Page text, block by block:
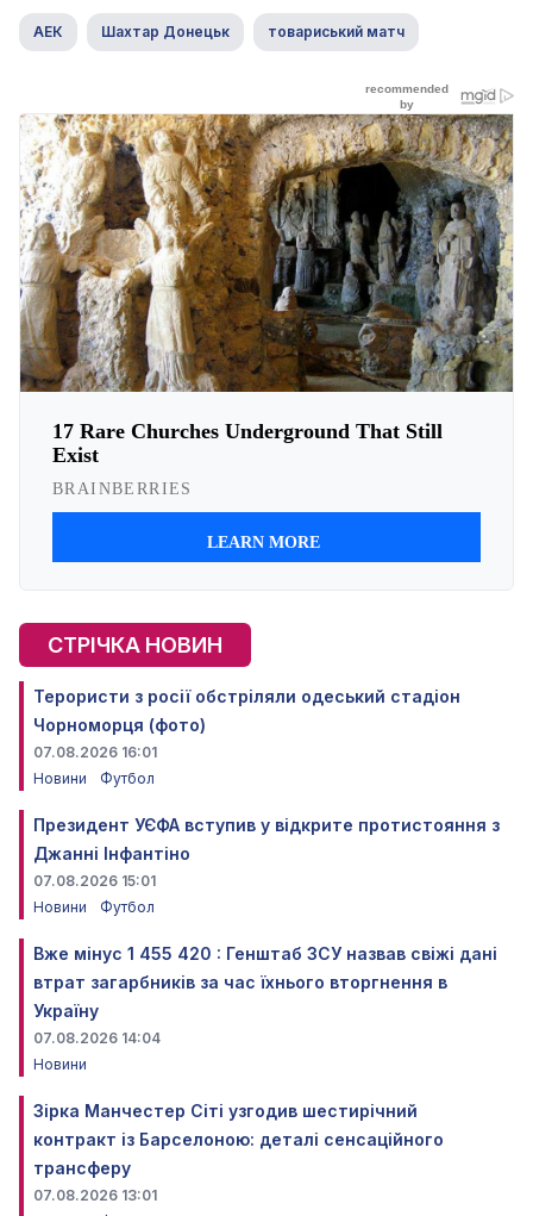
АЕК Шахтар Донецьк товариський матч
СТРІЧКА НОВИН
Терористи з росії обстріляли одеський стадіон
Чорноморця (фото)
07.08.2026 16:01
Новини
Футбол
Президент УЄФА вступив у відкрите протистояння з
Джанні Інфантіно
07.08.2026 15:01
Новини
Футбол
Вже мінус 1 455 420 : Генштаб ЗСУ назвав свіжі дані
втрат загарбників за час їхнього вторгнення в
Україну
07.08.2026 14:04
Новини
Зірка Манчестер Сіті узгодив шестирічний
контракт із Барселоною: деталі сенсаційного
трансферу
07.08.2026 13:01